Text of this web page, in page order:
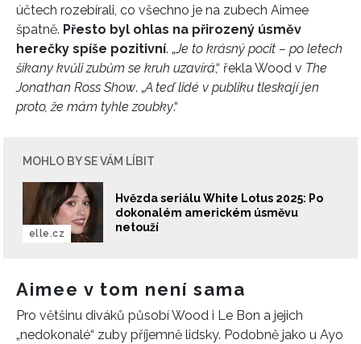
účtech rozebírali, co všechno je na zubech Aimee
špatně. Přesto byl ohlas na přirozený úsměv
herečky spíše pozitivní. „Je to krásný pocit – po letech
šikany kvůli zubům se kruh uzavírá,“ řekla Wood v The
Jonathan Ross Show. „A teď lidé v publiku tleskají jen
proto, že mám tyhle zoubky.“
MOHLO BY SE VÁM LÍBIT
Hvězda seriálu White Lotus 2025: Po
dokonalém americkém úsměvu
netouží
elle.cz
Aimee v tom není sama
Pro většinu diváků působí Wood i Le Bon a jejich
„nedokonalé“ zuby příjemně lidsky. Podobně jako u Ayo